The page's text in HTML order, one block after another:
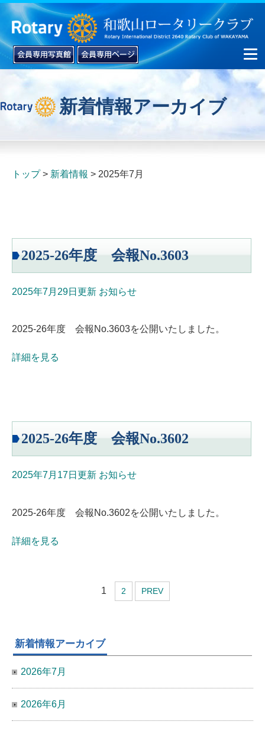
新着情報アーカイブ
トップ 新着情報 2025年7月
2025-26年度 会報No.3603
2025年7月29日更新 お知らせ
2025-26年度 会報No.3603を公開いたしました。
詳細を見る
2025-26年度 会報No.3602
2025年7月17日更新 お知らせ
2025-26年度 会報No.3602を公開いたしました。
詳細を見る
1 2 PREV
新着情報アーカイブ
2026年7月
2026年6月